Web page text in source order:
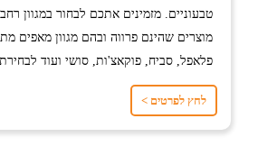
טבעוניים. מזמינים אתכם לבחור במגוון
מוצרים שהינם פרווה ובהם מגוון מאפים
פלאפל, סביח, פוקאצ'ות, סושי ועוד
לחץ לפרטים >